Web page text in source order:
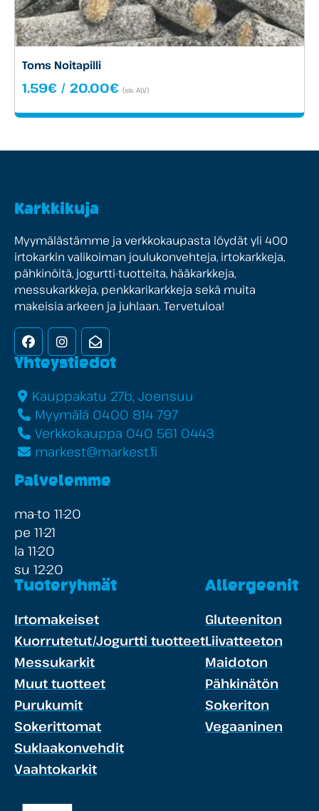
Toms Noitapilli
1.59€ / 20.00€Hintaluokka:
-
(sis. ALV)
Karkkikuja
Myymälästämme ja verkkokaupasta löydät yli 400
irtokarkin valikoiman joulukonvehteja, irtokarkkeja,
pähkinöitä, jogurtti-tuotteita, hääkarkkeja,
messukarkkeja, penkkarikarkkeja sekä muita
makeisia arkeen ja juhlaan. Tervetuloa!
FacebookInstagramUutiskirje
Yhteystiedot
Kauppakatu 27b, Joensuu
Myymälä 0400 814 797
Verkkokauppa 040 561 0443
markest@markest.fi
Palvelemme
ma-to 11-20
pe 11-21
la 11-20
su 12-20
Tuoteryhmät
Irtomakeiset
Kuorrutetut/Jogurtti tuotteet
Messukarkit
Muut tuotteet
Purukumit
Sokerittomat
Suklaakonvehdit
Vaahtokarkit
Allergeenit
Gluteeniton
Liivatteeton
Maidoton
Pähkinätön
Sokeriton
Vegaaninen